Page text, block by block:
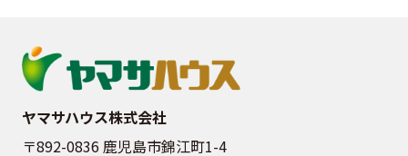
ヤマサハウス株式会社
〒892-0836 鹿児島市錦江町1-4